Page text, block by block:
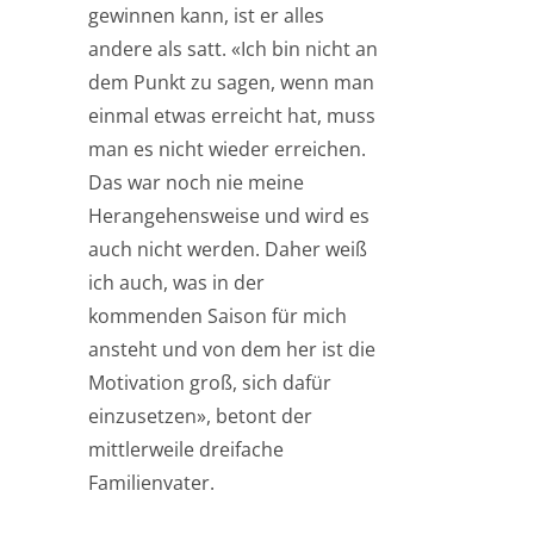
gewinnen kann, ist er alles
andere als satt. «Ich bin nicht an
dem Punkt zu sagen, wenn man
einmal etwas erreicht hat, muss
man es nicht wieder erreichen.
Das war noch nie meine
Herangehensweise und wird es
auch nicht werden. Daher weiß
ich auch, was in der
kommenden Saison für mich
ansteht und von dem her ist die
Motivation groß, sich dafür
einzusetzen», betont der
mittlerweile dreifache
Familienvater.